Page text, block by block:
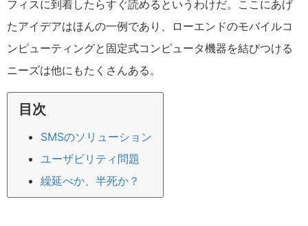
フィスに到着したらすぐ読めるというわけだ。ここにあげ
たアイデアはほんの一例であり、ローエンドのモバイルコ
ンピューティングと固定式コンピュータ機器を結びつける
ニーズは他にもたくさんある。
目次
SMSのソリューション
ユーザビリティ問題
繰延べか、半死か？